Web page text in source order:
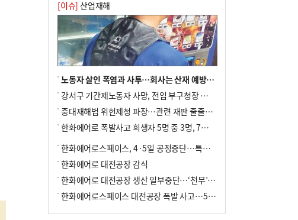
10 "올해 코스피 사이드카 43회 중 25회는 삼
전닉스 ETF 이후 발생"
[이슈] 산업재해
노동자 살인 폭염과 사투…회사는 산재 예방·전기료 절감 전력
강서구 기간제노동자 사망, 전임 부구청장 檢 송치
중대재해법 위헌제청 파장…관련 재판 줄줄이 브레이크
한화에어로 폭발사고 희생자 5명 중 3명, 7일 영면
한화에어로스페이스, 4·5일 공정중단…특별 안전점검
한화에어로 대전공장 감식
한화에어로 대전공장 생산 일부중단…‘천무’ 수출 비상
한화에어로스페이스 대전공장 폭발 사고…5명 사망·2명 부상(종합)